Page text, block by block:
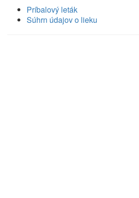
Príbalový leták
Súhrn údajov o lieku